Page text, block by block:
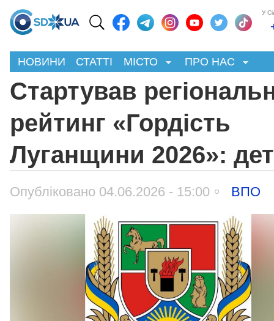
У
НОВИНИ СТАТТІ МІСТО ПРО НАС
Стартував
рейтинг «Гордість
Луганщини 2026»:
Опубліковано 04.06.2026 - 15:00 ВПО